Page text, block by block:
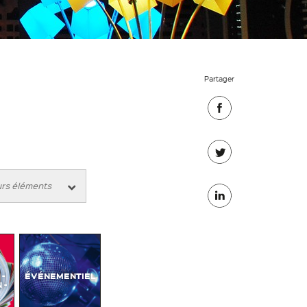
-
ÉVÉNEMENTIEL
Partager
sur
Facebook
sur
Twitter